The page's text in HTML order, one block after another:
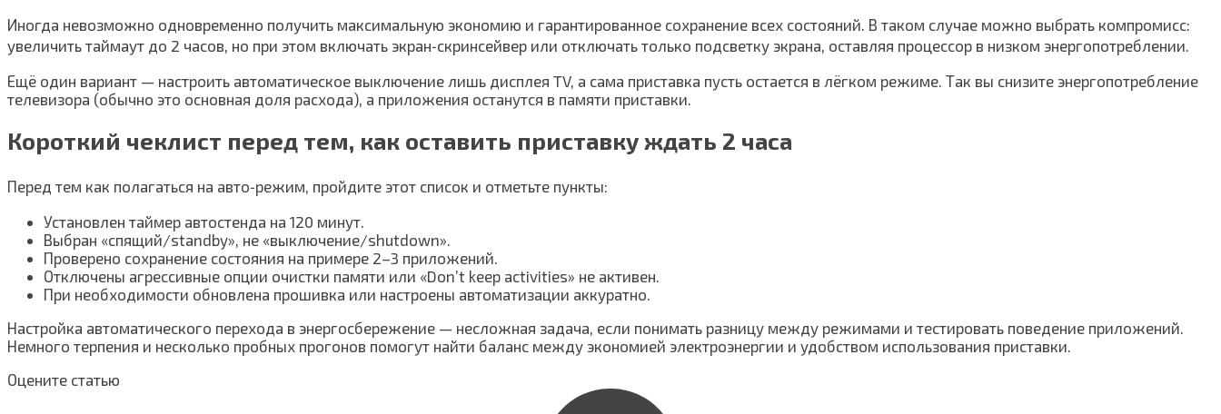
Иногда невозможно одновременно получить максимальную экономию и гарантированное сохранение всех состояний. В таком случае можно выбрать компромисс:
увеличить таймаут до 2 часов, но при этом включать экран‑скринсейвер или отключать только подсветку экрана, оставляя процессор в низком энергопотреблении.
Ещё один вариант — настроить автоматическое выключение лишь дисплея TV, а сама приставка пусть остается в лёгком режиме. Так вы снизите энергопотребление
телевизора (обычно это основная доля расхода), а приложения останутся в памяти приставки.
Короткий чеклист перед тем, как оставить приставку ждать 2 часа
Перед тем как полагаться на авто‑режим, пройдите этот список и отметьте пункты:
Установлен таймер автостенда на 120 минут.
Выбран «спящий/standby», не «выключение/shutdown».
Проверено сохранение состояния на примере 2–3 приложений.
Отключены агрессивные опции очистки памяти или «Don’t keep activities» не активен.
При необходимости обновлена прошивка или настроены автоматизации аккуратно.
Настройка автоматического перехода в энергосбережение — несложная задача, если понимать разницу между режимами и тестировать поведение приложений.
Немного терпения и несколько пробных прогонов помогут найти баланс между экономией электроэнергии и удобством использования приставки.
Оцените статью